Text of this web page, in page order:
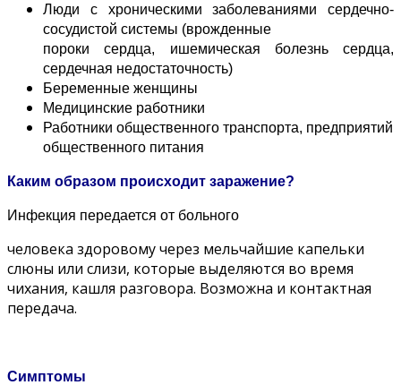
Люди с хроническими заболеваниями сердечно-
сосудистой системы (врожденные
пороки сердца, ишемическая болезнь сердца,
сердечная недостаточность)
Беременные женщины
Медицинские работники
Работники общественного транспорта, предприятий
общественного питания
Каким образом происходит заражение?
Инфекция передается от больного
человека здоровому через мельчайшие капельки
слюны или слизи, которые выделяются во время
чихания, кашля разговора. Возможна и контактная
передача.
Симптомы